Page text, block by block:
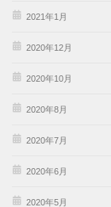
2021年1月
2020年12月
2020年10月
2020年8月
2020年7月
2020年6月
2020年5月